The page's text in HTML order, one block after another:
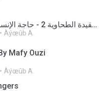
العقيدة الطحاوية 2 - حاجة الإنسان إلى معرفة الله ع
Àýœûb A.
Mafy Ouzi
Àýœûb A.